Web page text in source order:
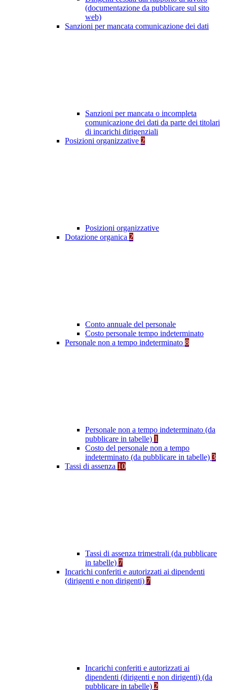
(documentazione da pubblicare sul sito
web)
Sanzioni per mancata comunicazione dei dati
Sanzioni per mancata o incompleta
comunicazione dei dati da parte dei titolari
di incarichi dirigenziali
Posizioni organizzative 2
Posizioni organizzative
Dotazione organica 2
Conto annuale del personale
Costo personale tempo indeterminato
Personale non a tempo indeterminato 8
Personale non a tempo indeterminato (da
pubblicare in tabelle) 1
Costo del personale non a tempo
indeterminato (da pubblicare in tabelle) 3
Tassi di assenza 10
Tassi di assenza trimestrali (da pubblicare
in tabelle) 7
Incarichi conferiti e autorizzati ai dipendenti
(dirigenti e non dirigenti) 7
Incarichi conferiti e autorizzati ai
dipendenti (dirigenti e non dirigenti) (da
pubblicare in tabelle) 2